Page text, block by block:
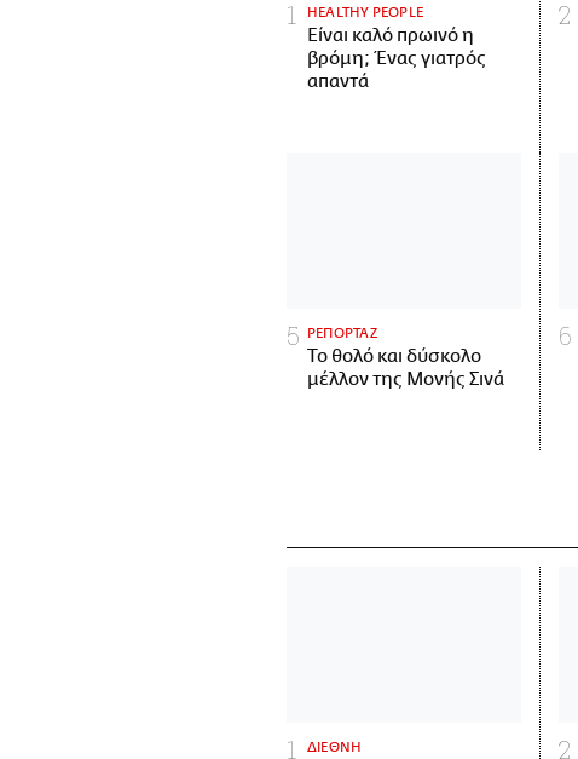
HEALTHY PEOPLE
Είναι καλό πρωινό η
βρόμη; Ένας γιατρός
απαντά
ΡΕΠΟΡΤΑΖ
Το θολό και δύσκολο
μέλλον της Μονής Σινά
ΔΙΕΘΝΗ